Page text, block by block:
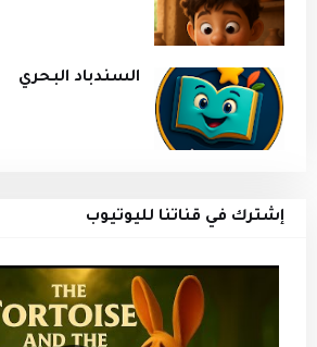
السندباد البحري
إشترك في قناتنا لليوتيوب